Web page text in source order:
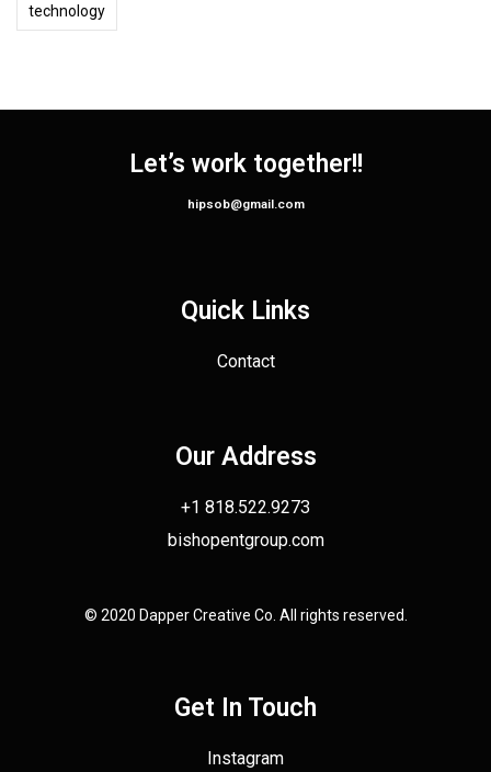
technology
Let’s work together!!
hipsob@gmail.com
Quick Links
Contact
Our Address
+1 818.522.9273
bishopentgroup.com
© 2020 Dapper Creative Co. All rights reserved.
Get In Touch
Instagram